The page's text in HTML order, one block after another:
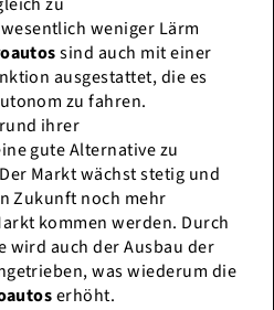
weniger Lärm
sind auch mit einer
ausgestattet, die es
zu fahren.
ihrer
gute Alternative zu
Markt wächst stetig und
Zukunft noch mehr
kommen werden. Durch
wird auch der Ausbau der
was wiederum die
erhöht.